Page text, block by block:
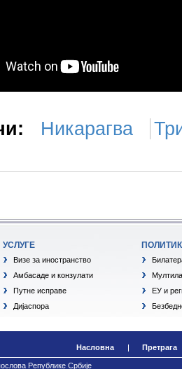
Никарагва
УСЛУГЕ
Визе за иностранство
Амбасаде и конзулати
Путне исправе
Дијаспора
ЕУ и
Насловна Претрага
Републике Србије